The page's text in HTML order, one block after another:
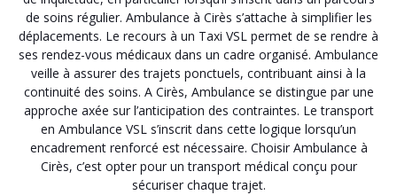
de soins régulier. Ambulance à Cirès s’attache à simplifier les
déplacements. Le recours à un Taxi VSL permet de se rendre à
ses rendez-vous médicaux dans un cadre organisé. Ambulance
veille à assurer des trajets ponctuels, contribuant ainsi à la
continuité des soins. A Cirès, Ambulance se distingue par une
approche axée sur l’anticipation des contraintes. Le transport
en Ambulance VSL s’inscrit dans cette logique lorsqu’un
encadrement renforcé est nécessaire. Choisir Ambulance à
Cirès, c’est opter pour un transport médical conçu pour
sécuriser chaque trajet.